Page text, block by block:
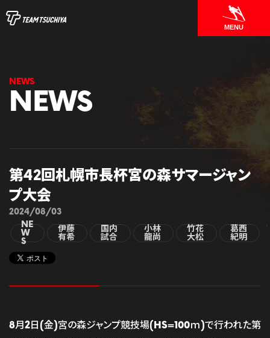
MENU
NEWS
第42回札幌市長杯宮の森サマージャン
プ大会
2024/08/03
NE
W
S
伊藤
有希
国内
試合
小林
龍尚
竹花
大松
葛西
紀明
8月2日(金)宮の森ジャンプ競技場(HS=100ｍ)で行われた第